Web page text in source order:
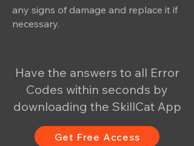
any signs of damage and replace it if
necessary.
Have the answers to all Error
Codes within seconds by
downloading the SkillCat App
Get Free Access